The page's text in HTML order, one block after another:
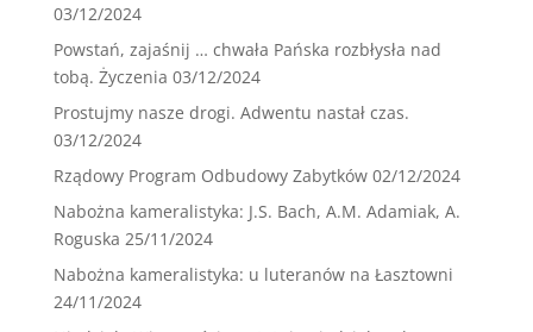
03/12/2024
Powstań, zajaśnij … chwała Pańska rozbłysła nad
tobą. Życzenia 03/12/2024
Prostujmy nasze drogi. Adwentu nastał czas.
03/12/2024
Rządowy Program Odbudowy Zabytków 02/12/2024
Nabożna kameralistyka: J.S. Bach, A.M. Adamiak, A.
Roguska 25/11/2024
Nabożna kameralistyka: u luteranów na Łasztowni
24/11/2024